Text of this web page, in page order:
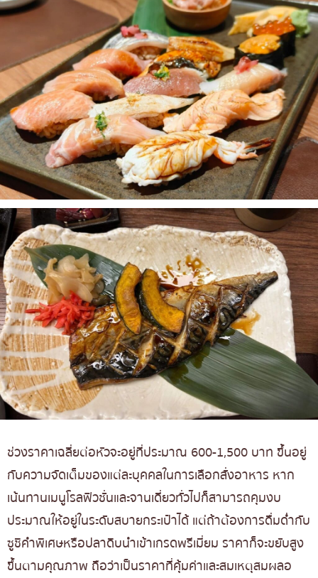
ช่วงราคาเฉลี่ยต่อหัวจะอยู่ที่ประมาณ 600-1,500 บาท ขึ้นอยู่
กับความจัดเต็มของแต่ละบุคคลในการเลือกสั่งอาหาร หาก
เน้นทานเมนูโรลฟิวชั่นและจานเดี่ยวทั่วไปก็สามารถคุมงบ
ประมาณให้อยู่ในระดับสบายกระเป๋าได้ แต่ถ้าต้องการดื่มด่ำกับ
ซูชิคำพิเศษหรือปลาดิบนำเข้าเกรดพรีเมี่ยม ราคาก็จะขยับสูง
ขึ้นตามคุณภาพ ถือว่าเป็นราคาที่คุ้มค่าและสมเหตุสมผลอ